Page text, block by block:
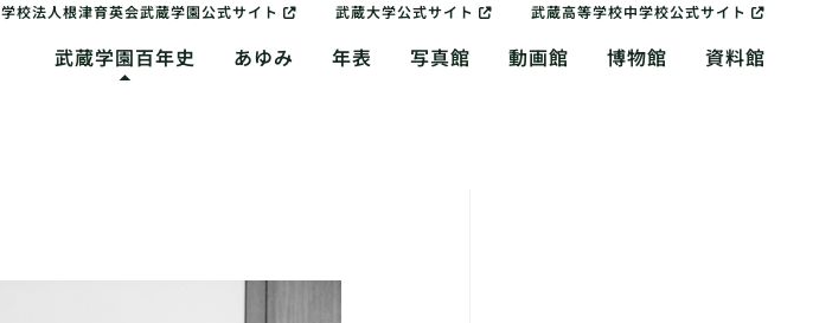
学校法人根津育英会武蔵学園公式サイト 武蔵大学公式サイト 武蔵高等学校中学校公式サイト
武蔵学園百年史 あゆみ 年表 写真館 動画館 博物館 資料館